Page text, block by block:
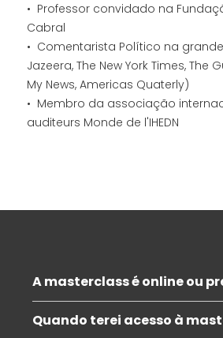
• Professor convidado na
Cabral
• Comentarista Político na grande
Jazeera, The New York Times, The
My News, Americas Quaterly)
• Membro da associação
auditeurs Monde de l'IHEDN
A masterclass é online ou
A aula é online e em formato
poderá assistir quando quiser
Quando terei acesso à
Você receberá